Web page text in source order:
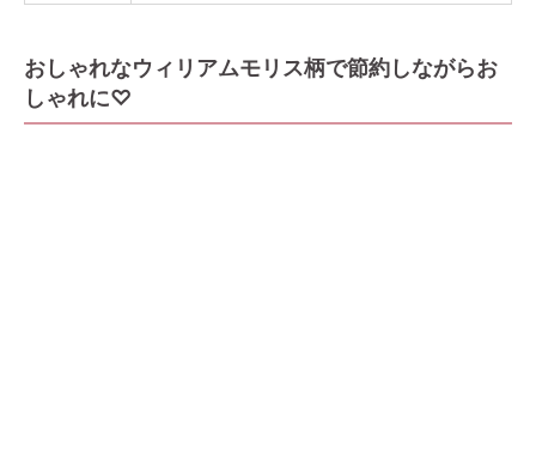
おしゃれなウィリアムモリス柄で節約しながらお
しゃれに♡